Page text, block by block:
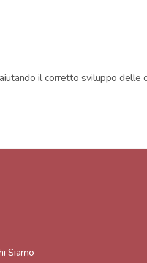
il corretto sviluppo
Siamo